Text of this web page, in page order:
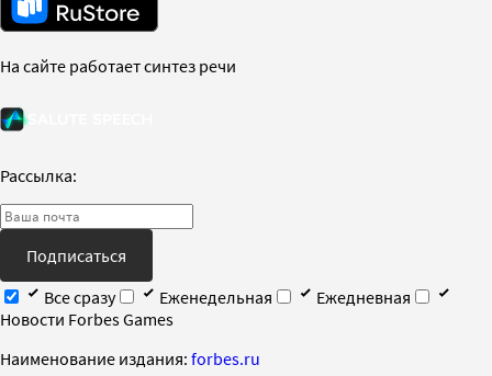
На сайте работает синтез речи
Рассылка:
Подписаться
Все сразу
Еженедельная
Ежедневная
Новости Forbes Games
Наименование издания: forbes.ru